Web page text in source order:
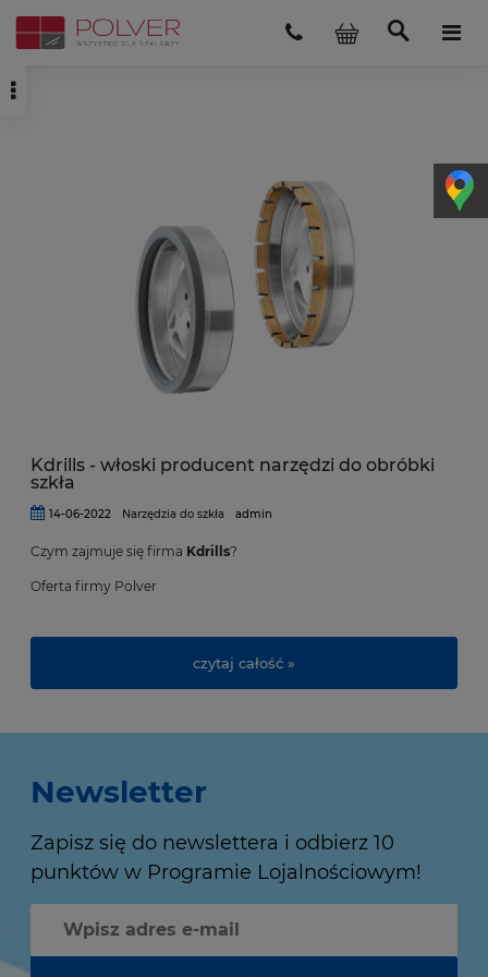
Kdrills - włoski producent narzędzi do obróbki
szkła
14-06-2022 Narzędzia do szkła admin
Czym zajmuje się firma Kdrills?
Oferta firmy Polver
czytaj całość »
Newsletter
Zapisz się do newslettera i odbierz 10
punktów w Programie Lojalnościowym!